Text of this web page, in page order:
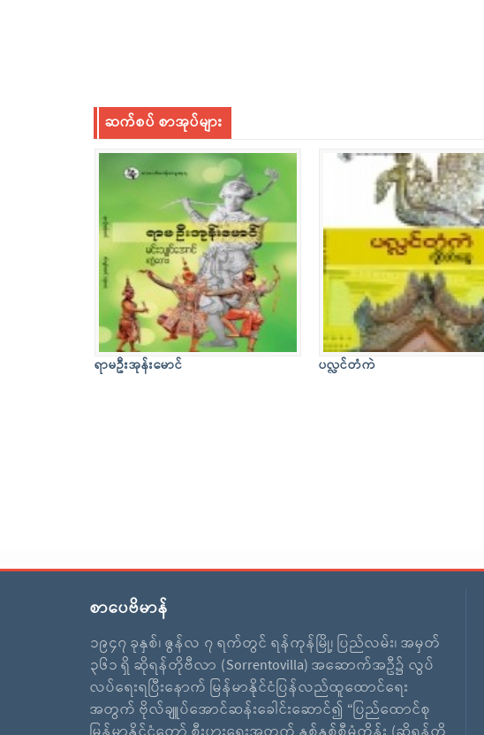
ဆက်စပ် စာအုပ်များ
ရာမဦးအုန်းမောင် ပလ္လင်တံကဲ
စာပေဗိမာန်
၁၉၄၇ ခုနှစ်၊ ဇွန်လ ၇ ရက်တွင် ရန်ကုန်မြို့၊ ပြည်လမ်း၊ အမှတ်
၃၆၁ ရှိ ဆိုရန်တိုဗီလာ (Sorrentovilla) အဆောက်အဦ၌ လွပ်
လပ်ရေးရပြီးနောက် မြန်မာနိုင်ငံပြန်လည်ထူထောင်ရေး
အတွက် ဗိုလ်ချူပ်အောင်ဆန်းခေါင်းဆောင်၍ “ပြည်ထောင်စု